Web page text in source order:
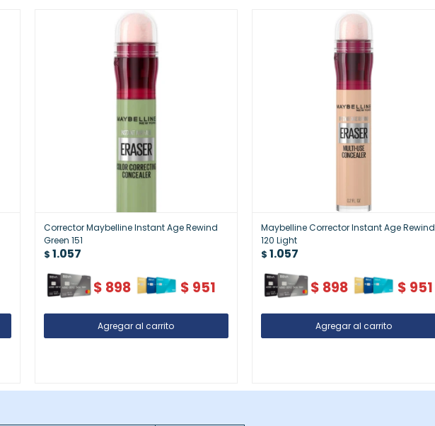
Corrector Maybelline Instant Age Rewind
Green 151
$ 1.057
$ 898 $ 951
Maybelline Corrector Instant Age Rewind
120 Light
$ 1.057
$ 898 $ 951